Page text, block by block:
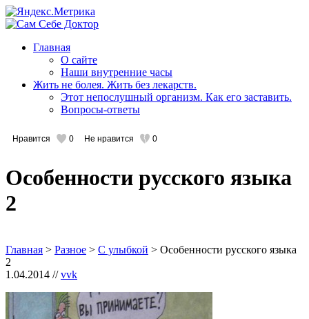
Главная
О сайте
Наши внутренние часы
Жить не болея. Жить без лекарств.
Этот непослушный организм. Как его заставить.
Вопросы-ответы
Нравится 0 Не нравится 0
Особенности русского языка
2
Главная > Разное > С улыбкой > Особенности русского языка
2
1.04.2014 //vvk